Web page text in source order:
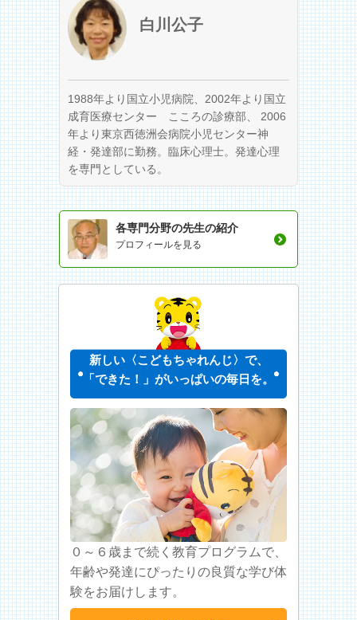
白川公子
1988年より国立小児病院、2002年より国立
成育医療センター こころの診療部、 2006
年より東京西徳洲会病院小児センター神
経・発達部に勤務。臨床心理士。発達心理
を専門としている。
各専門分野の先生の紹介
プロフィールを見る
新しい〈こどもちゃれんじ〉で、
「できた！」がいっぱいの毎日を。
０～６歳まで続く教育プログラムで、
年齢や発達にぴったりの良質な学び体
験をお届けします。